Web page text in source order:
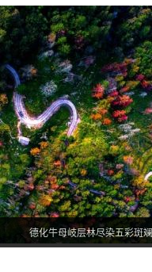
德化牛母岐层林尽染五彩斑斓